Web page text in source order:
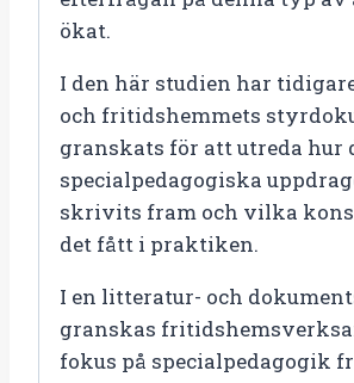
ökat.
I den här studien har
och fritidshemmets
granskats för att utreda hur
specialpedagogiska
skrivits fram och vilka
det fått i praktiken.
I en litteratur- och
granskas
fokus på specialpedagogik